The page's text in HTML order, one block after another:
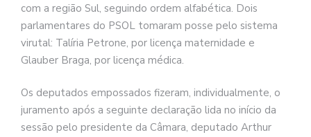
com a região Sul, seguindo ordem alfabética. Dois
parlamentares do PSOL tomaram posse pelo sistema
virutal: Talíria Petrone, por licença maternidade e
Glauber Braga, por licença médica.
Os deputados empossados fizeram, individualmente, o
juramento após a seguinte declaração lida no início da
sessão pelo presidente da Câmara, deputado Arthur